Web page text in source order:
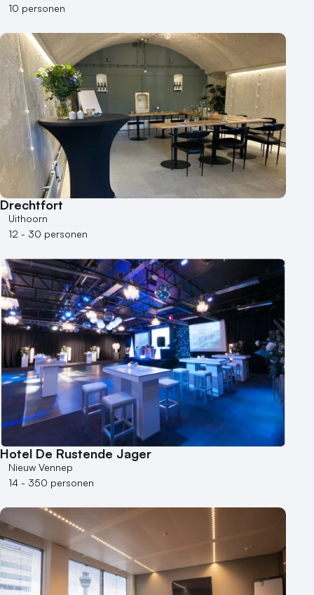
10 personen
Drechtfort
Uithoorn
12 - 30 personen
Hotel De Rustende Jager
Nieuw Vennep
14 - 350 personen